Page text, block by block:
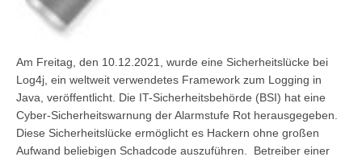
Am Freitag, den 10.12.2021, wurde eine Sicherheitslücke bei
Log4j, ein weltweit verwendetes Framework zum Logging in
Java, veröffentlicht. Die IT-Sicherheitsbehörde (BSI) hat eine
Cyber-Sicherheitswarnung der Alarmstufe Rot herausgegeben.
Diese Sicherheitslücke ermöglicht es Hackern ohne großen
Aufwand beliebigen Schadcode auszuführen. Betreiber einer